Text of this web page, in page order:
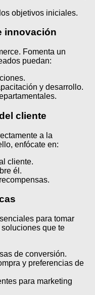
objetivos iniciales.
innovación
Fomenta un
puedan:
y desarrollo.
cliente
a la
enfócate en:
cliente.
él.
para tomar
que te
de conversión.
y preferencias de
para marketing